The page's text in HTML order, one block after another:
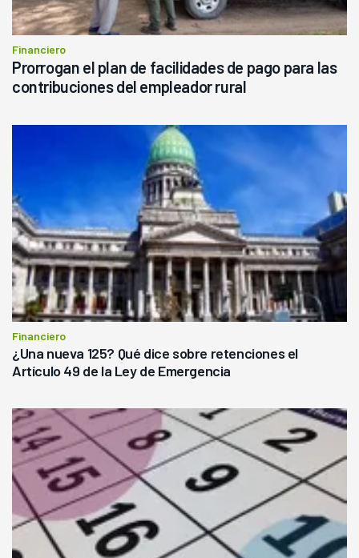
Financiero
Prorrogan el plan de facilidades de pago para las
contribuciones del empleador rural
Financiero
¿Una nueva 125? Qué dice sobre retenciones el
Artículo 49 de la Ley de Emergencia